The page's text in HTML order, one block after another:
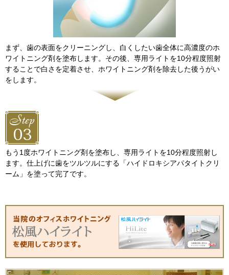
まず、歯の表面をクリーニングし、白くしたい歯全体に高濃度のホ
ワイトニング剤を塗布します。その後、専用ライトを10分程度照射
することで白さを定着させ、ホワイトニング剤を除去した後うがい
をします。
もう1度ホワイトニング剤を塗布し、専用ライトを10分程度照射し
ます。仕上げに歯をツルツルにする「ハイドロキシアパタイトクリ
ーム」を塗って完了です。